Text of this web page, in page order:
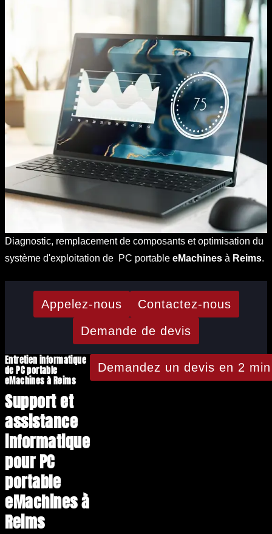
Diagnostic, remplacement de composants et optimisation du
système d'exploitation de PC portable eMachines à Reims.
Appelez-nous
Contactez-nous
Demande de devis
Entretien informatique
de PC portable
eMachines à Reims
Support et
assistance
informatique
pour PC
portable
eMachines à
Reims
Demandez un devis en 2 min